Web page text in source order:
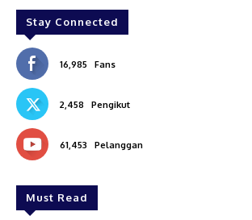
Stay Connected
16,985 Fans
2,458 Pengikut
61,453 Pelanggan
Must Read